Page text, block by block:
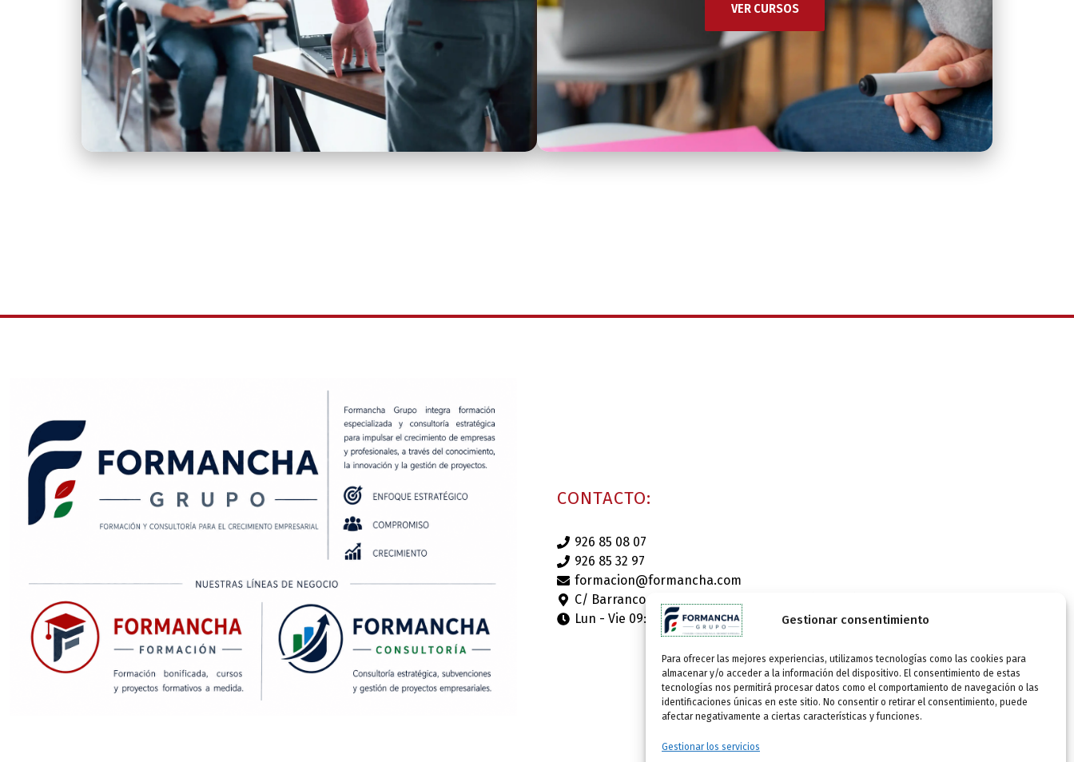
Gestionar consentimiento
Para ofrecer las mejores experiencias, utilizamos tecnologías como las cookies para
almacenar y/o acceder a la información del dispositivo. El consentimiento de estas
tecnologías nos permitirá procesar datos como el comportamiento de navegación o las
identificaciones únicas en este sitio. No consentir o retirar el consentimiento, puede
afectar negativamente a ciertas características y funciones.
Gestionar los servicios
VER CURSOS
CONTACTO:
926 85 08 07
926 85 32 97
formacion@formancha.com
C/ Barranco Albacete 20, 13250 DAIMIEL (C. Real)
Lun - Vie 09:00-14:00h y 16:00-20:00h